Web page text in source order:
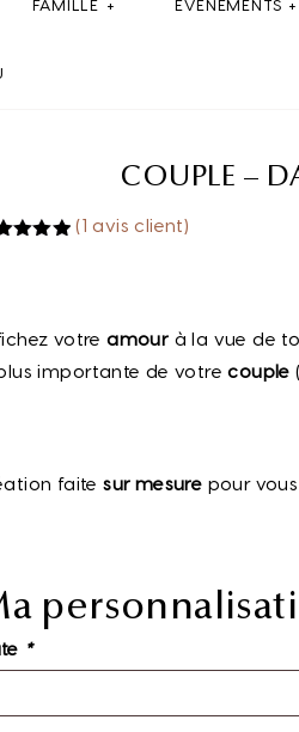
FAMILLE ÉVÉNEMENTS
COUPLE –
(1 avis client)
votreamour à la vue de
importante de votrecouple
faitesur mesure pour
*